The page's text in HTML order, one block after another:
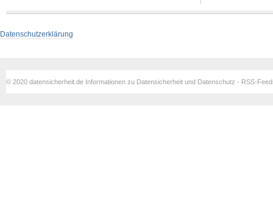
Datenschutzerklärung
© 2020 datensicherheit.de Informationen zu Datensicherheit und Datenschutz - RSS-